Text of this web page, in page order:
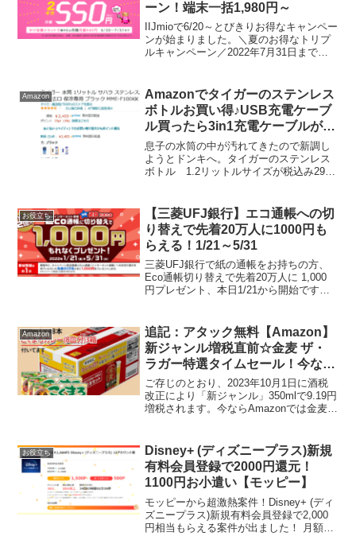
ーン！端末一括1,980円～
IIJmioで6/20～とびきりお得なキャンペー
ンが始まりました。＼夏のお得なトリプ
ルキャンペーン／2022年7月31日までに
カ月間税込300円値下げされます。...
Amazon
Amazonでタイガーのステンレス
ボトルお買い得♪USB充電ケーブ
ル買ったら3in1充電ケーブルがお
まけでついてきた
息子の水筒の中が汚れてきたので新調し
ようとドンキへ。タイガーのステンレス
ボトル 1.2リットルサイズが税込み2900
したら1リットルサイズが2,455円だっ
た!!...
お役立ち
【三菱UFJ銀行】エコ通帳への切
り替えで先着20万人に1000円も
らえる！1/21～5/31
三菱UFJ銀行で紙の通帳をお持ちの方、
Eco通帳切り替えで先着20万人に 1,000
円プレゼント、本日1/21から開始です。
...
Amazon
追記：アタック無料【Amazon】
新ジャンル増税直前☆金麦 ザ・
ラガー特選タイムセール！今なら
こくまろカレー3箱ついてくる
ご存じのとおり、2023年10月1日に酒税
改正により「新ジャンル」350mlで9.19円
増税されます。今ならAmazonでは金麦
♪【10月より新ジャンルの酒税が...
お役立ち
Disney+ (ディズニープラス)新規
有料会員登録で2000円還元！
1100円お小遣い【モッピー】
モッピーから超激熱案件！Disney+ (ディ
ズニープラス)新規有料会員登録で2,000
円相当もらえる案件が出ました！ 月額